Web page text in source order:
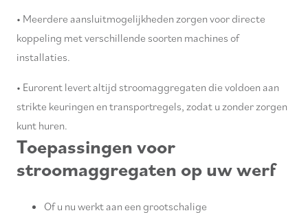
250 W
370 W , 230 V (1)
400 W(1)
560 W
650 W
750 W (5)
• Meerdere aansluitmogelijkheden zorgen voor directe
koppeling met verschillende soorten machines of
installaties.
• Eurorent levert altijd stroomaggregaten die voldoen aan
strikte keuringen en transportregels, zodat u zonder zorgen
kunt huren.
Toepassingen voor
stroomaggregaten op uw werf
Of u nu werkt aan een grootschalige